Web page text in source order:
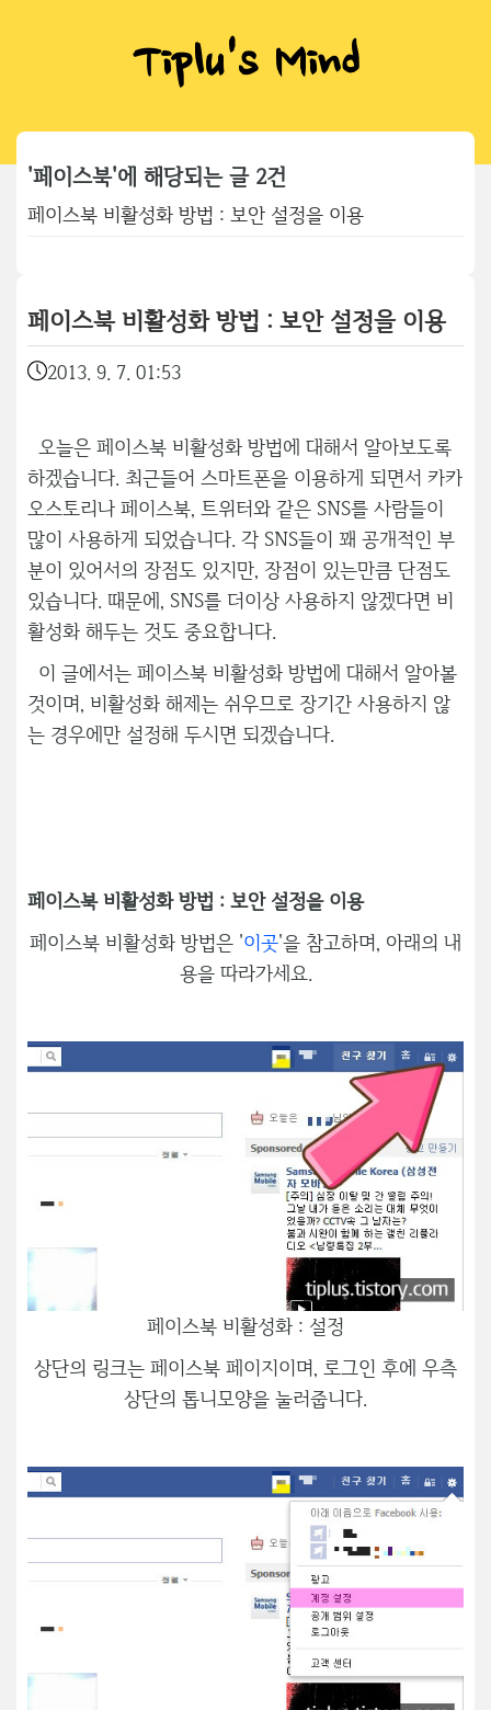
Tiplu's Mind
'페이스북'에 해당되는 글 2건
페이스북 비활성화 방법 : 보안 설정을 이용
페이스북 비활성화 방법 : 보안 설정을 이용
2013. 9. 7. 01:53
오늘은 페이스북 비활성화 방법에 대해서 알아보도록
하겠습니다. 최근들어 스마트폰을 이용하게 되면서 카카
오스토리나 페이스북, 트위터와 같은 SNS를 사람들이
많이 사용하게 되었습니다. 각 SNS들이 꽤 공개적인 부
분이 있어서의 장점도 있지만, 장점이 있는만큼 단점도
있습니다. 때문에, SNS를 더이상 사용하지 않겠다면 비
활성화 해두는 것도 중요합니다.
이 글에서는 페이스북 비활성화 방법에 대해서 알아볼
것이며, 비활성화 해제는 쉬우므로 장기간 사용하지 않
는 경우에만 설정해 두시면 되겠습니다.
페이스북 비활성화 방법 : 보안 설정을 이용
페이스북 비활성화 방법은 '이곳'을 참고하며, 아래의 내
용을 따라가세요.
페이스북 비활성화 : 설정
상단의 링크는 페이스북 페이지이며, 로그인 후에 우측
상단의 톱니모양을 눌러줍니다.